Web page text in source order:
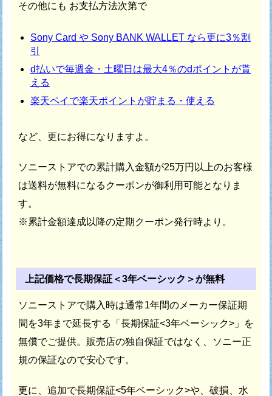
その他にも お支払方法次第で
Sony Card や Sony BANK WALLET なら更に3％割
引
d払いで毎週金・土曜日は最大4％のdポイントが貰
える
楽天ペイで楽天ポイントが貯まる・使える
など、更にお得になりますよ。
ソニーストアでの累計購入金額が25万円以上のお客様
は送料が無料になるクーポンが御利用可能となりま
す。
※累計金額達成以降の定期クーポン発行時より。
上記価格で長期保証＜3年ベーシック＞が無料
ソニーストアで購入時は通常1年間のメーカー保証期
間を3年まで延長する「長期保証<3年ベーシック>」を
無償でご提供。 販売店の独自保証ではなく、ソニー正
規の保証なので安心です。
更に、追加で長期保証<5年ベーシック>や、破損、水